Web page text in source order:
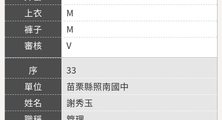
M
M
V
33
苗栗縣照南國中
謝秀玉